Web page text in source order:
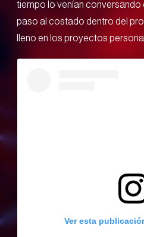
tiempo lo venían conversando
paso al costado dentro del
lleno en los proyectos
Ver esta